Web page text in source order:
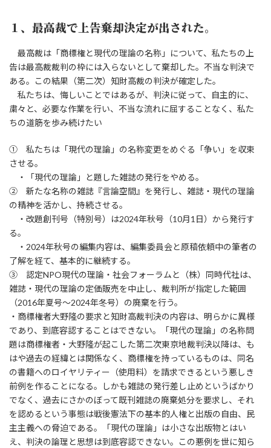
１、最高裁で上告棄却決定が出された。
最高裁は「商標権と現代の理論の名称」について、私たちの上
告は最高裁裁判の枠には入らないとして棄却した。不当な判決で
ある。この結果（第二次）知財高裁の判決が確定した。
私たちは、悔しいことではあるが、判決に従って、自主的に、
粛々と、必要な作業を行い、不当な流れに屈することなく、私た
ちの道筋を歩み続けたい
① 私たちは「現代の理論」の名称変更をめぐる「争い」を収束
させる。
・「現代の理論」と題した雑誌の発行をやめる。
② 新たな名称の雑誌『言論空間』を発行し、雑誌・現代の理論
の精神を活かし、持続させる。
・改題創刊号（特別号）は2024年秋号（10月1日）から発行す
る。
・2024年秋号の編集内容は、編集委員会と原稿依頼中の筆者の
了解を経て、基本的に継続する。
③ 認定NPO現代の理論・社会フォーラムと（株）同時代社は、
雑誌・現代の理論の定価販売を中止し、裁判所が指定した範囲
（2016年夏号～2024年冬号）の廃棄を行う。
・商標権者大野隆の要求と知財高裁判決の内容は、明らかに異様
であり、到底容認することはできない。「現代の理論」の名称問
題は商標権者・大野隆が起こした第二次東京地裁判決以降は、も
はや過去の経緯とは関係なく、商標権を持っているものは、同名
の書籍へのロイヤリティー（使用料）を請求できるという悪しき
前例を作ることになる。しかも雑誌の発行差し止めというばかり
でなく、過去にさかのぼって既刊雑誌の廃棄処分を要求し、それ
を認めるという事態は戦後憲法下の基本的人権と出版の自由、民
主主義への脅迫である。「現代の理論」は小さな出版物とはい
え、判決の論理と思想は到底容認できない。この悪例を世に知ら